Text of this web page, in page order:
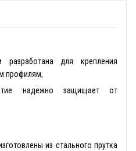
для крепления
профилям,
надежно защищает от
из стального прутка